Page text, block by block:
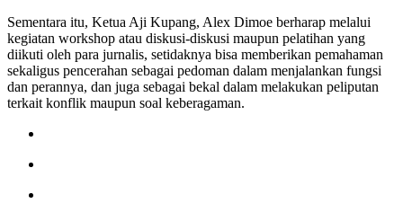
Sementara itu, Ketua Aji Kupang, Alex Dimoe berharap melalui
kegiatan workshop atau diskusi-diskusi maupun pelatihan yang
diikuti oleh para jurnalis, setidaknya bisa memberikan pemahaman
sekaligus pencerahan sebagai pedoman dalam menjalankan fungsi
dan perannya, dan juga sebagai bekal dalam melakukan peliputan
terkait konflik maupun soal keberagaman.